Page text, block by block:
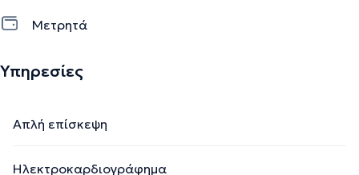
Μετρητά
Υπηρεσίες
Απλή επίσκεψη
Ηλεκτροκαρδιογράφημα